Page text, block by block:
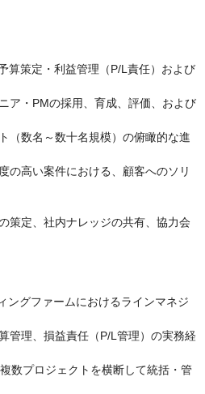
算策定・利益管理（P/L責任）および
ア・PMの採用、育成、評価、および
（数名～数十名規模）の俯瞰的な進
の高い案件における、顧客へのソリ
策定、社内ナレッジの共有、協力会
ングファームにおけるラインマネジ
管理、損益責任（P/L管理）の実務経
数プロジェクトを横断して統括・管